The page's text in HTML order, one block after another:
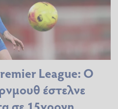
League: Ο
έστελνε